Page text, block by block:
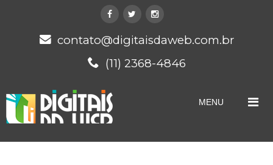
contato@digitaisdaweb.com.br
(11) 2368-4846
MENU